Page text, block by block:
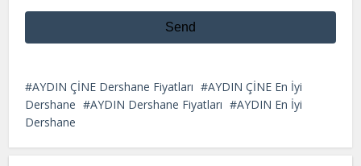
Send
field
should
be
blank
AYDIN ÇİNE Dershane Fiyatları
AYDIN ÇİNE En İyi
Dershane
AYDIN Dershane Fiyatları
AYDIN En İyi
Dershane